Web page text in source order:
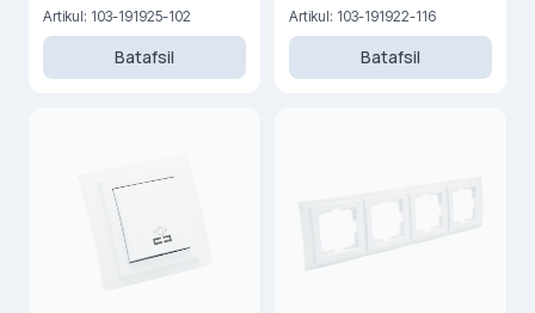
Artikul: 103-191925-102
Batafsil
Artikul: 103-191922-116
Batafsil